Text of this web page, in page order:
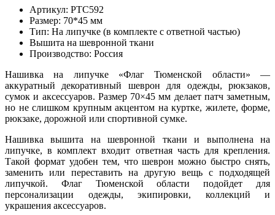
Артикул: PTC592
Размер: 70*45 мм
Тип: На липучке (в комплекте с ответной частью)
Вышита на шевронной ткани
Производство: Россия
Нашивка на липучке «Флаг Тюменской области» —
аккуратный декоративный шеврон для одежды, рюкзаков,
сумок и аксессуаров. Размер 70×45 мм делает патч заметным,
но не слишком крупным акцентом на куртке, жилете, форме,
рюкзаке, дорожной или спортивной сумке.
Нашивка вышита на шевронной ткани и выполнена на
липучке, в комплект входит ответная часть для крепления.
Такой формат удобен тем, что шеврон можно быстро снять,
заменить или переставить на другую вещь с подходящей
липучкой. Флаг Тюменской области подойдет для
персонализации одежды, экипировки, коллекций и
украшения аксессуаров.